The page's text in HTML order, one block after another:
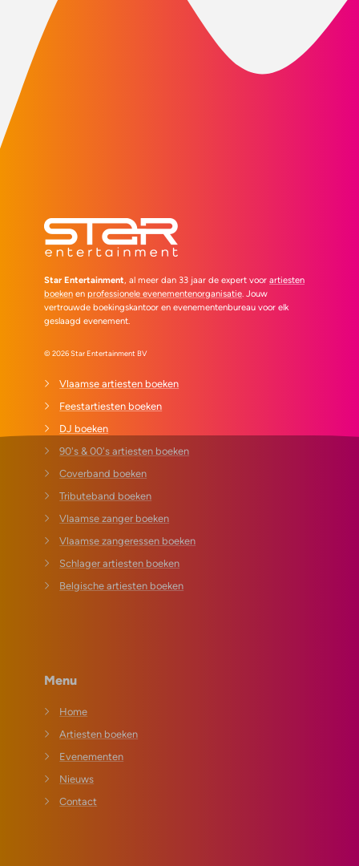
Star Entertainment , al meer dan 33 jaar de expert voor artiesten
boeken en professionele evenementenorganisatie . Jouw
vertrouwde boekingskantoor en evenementenbureau voor elk
geslaagd evenement.
© 2026 Star Entertainment BV
Vlaamse artiesten boeken
Feestartiesten boeken
DJ boeken
90's & 00's artiesten boeken
Coverband boeken
Tributeband boeken
Vlaamse zanger boeken
Vlaamse zangeressen boeken
Schlager artiesten boeken
Belgische artiesten boeken
Menu
Home
Artiesten boeken
Evenementen
Nieuws
Contact